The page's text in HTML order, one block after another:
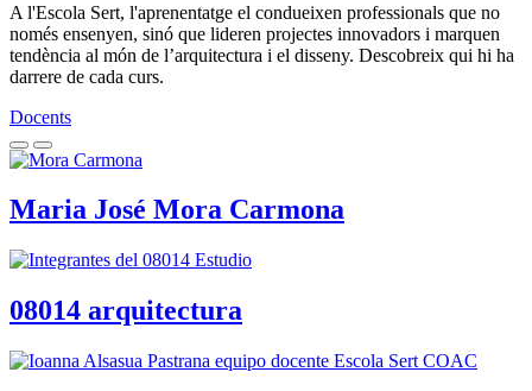
A l'Escola Sert, l'aprenentatge el condueixen professionals que no
només ensenyen, sinó que lideren projectes innovadors i marquen
tendència al món de l’arquitectura i el disseny. Descobreix qui hi ha
darrere de cada curs.
Docents
Maria José Mora Carmona
08014 arquitectura